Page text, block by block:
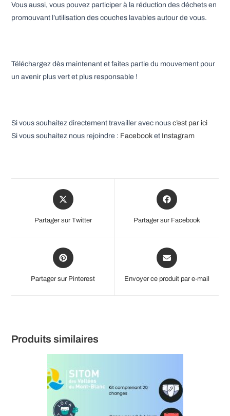
Vous aussi, vous pouvez participer à la réduction des déchets en
promouvant l’utilisation des couches lavables autour de vous.
Téléchargez dès maintenant et faites partie du mouvement pour
un avenir plus vert et plus responsable !
Si vous souhaitez directement travailler avec nousc’est par ici
Si vous souhaitez nous rejoindre : Facebook et Instagram
Opens
in
new
Partager sur Twitter
Opens
in
Partager sur Facebook
Opens
in
Partager sur Pinterest
Opens
in
new
Envoyer ce produit par e-mail
Produits similaires